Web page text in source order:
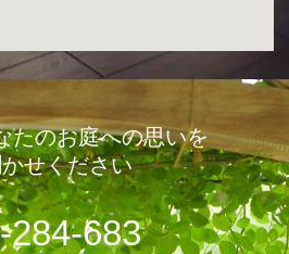
たのお庭への思いを
せください
284-683